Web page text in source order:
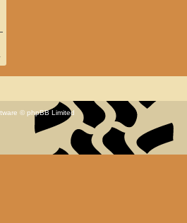
© phpBB Limited